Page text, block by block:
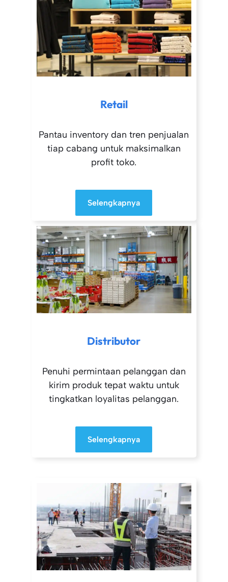
Retail
Pantau inventory dan tren penjualan
tiap cabang untuk maksimalkan
profit toko.
Selengkapnya
Distributor
Penuhi permintaan pelanggan dan
kirim produk tepat waktu untuk
tingkatkan loyalitas pelanggan.
Selengkapnya